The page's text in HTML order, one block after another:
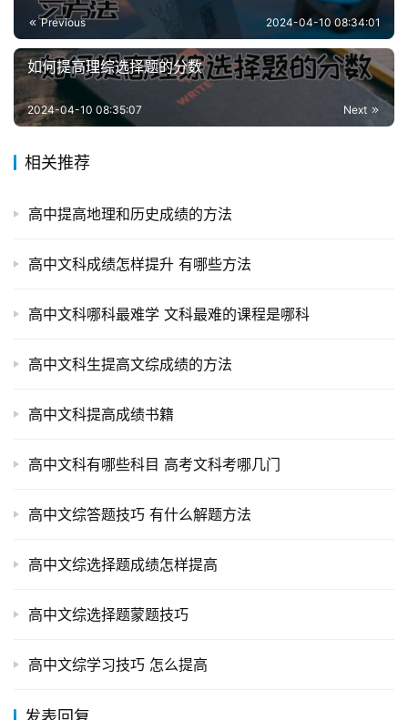
Previous 2024-04-10 08:34:01
如何提高理综选择题的分数
Next
2024-04-10 08:35:07
相关推荐
高中提高地理和历史成绩的方法
高中文科成绩怎样提升 有哪些方法
高中文科哪科最难学 文科最难的课程是哪科
高中文科生提高文综成绩的方法
高中文科提高成绩书籍
高中文科有哪些科目 高考文科考哪几门
高中文综答题技巧 有什么解题方法
高中文综选择题成绩怎样提高
高中文综选择题蒙题技巧
高中文综学习技巧 怎么提高